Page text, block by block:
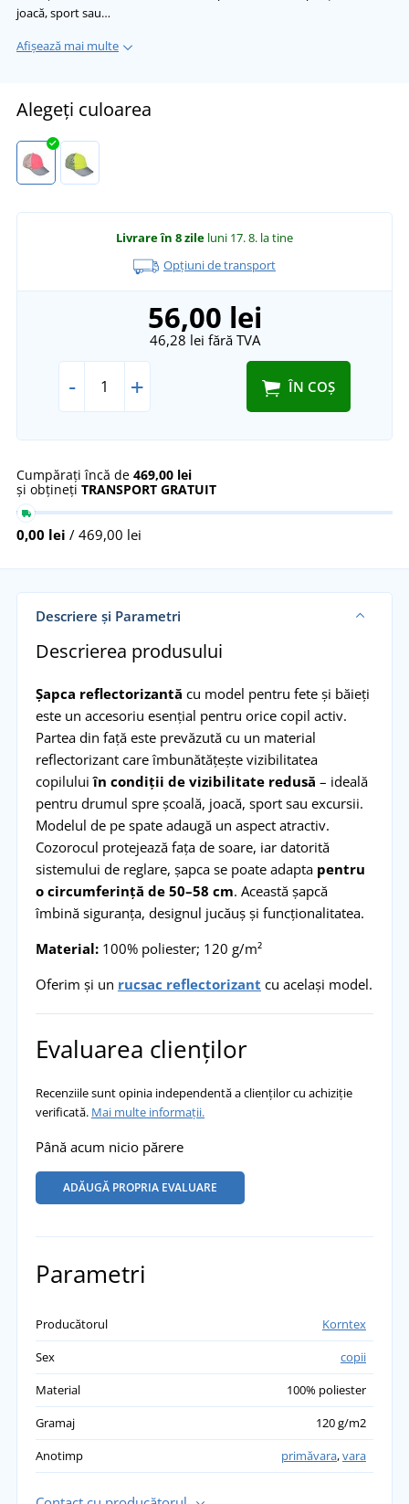
joacă, sport sau…
Afișează mai multe
Alegeți culoarea
Livrare în 8 zile luni 17. 8. la tine
Opțiuni de transport
56,00 lei
46,28 lei fără TVA
- + ÎN COȘ
Cumpărați încă de 469,00 lei
și obțineți TRANSPORT GRATUIT
0,00 lei / 469,00 lei
Descriere și Parametri
Descrierea produsului
Șapca reflectorizantă cu model pentru fete și băieți
este un accesoriu esențial pentru orice copil activ.
Partea din față este prevăzută cu un material
reflectorizant care îmbunătățește vizibilitatea
copiluluiîn condiții de vizibilitate redusă – ideală
pentru drumul spre școală, joacă, sport sau excursii.
Modelul de pe spate adaugă un aspect atractiv.
Cozorocul protejează fața de soare, iar datorită
sistemului de reglare, șapca se poate adapta pentru
o circumferință de 50–58 cm. Această șapcă
îmbină siguranța, designul jucăuș și funcționalitatea.
Material:100% poliester; 120 g/m²
Oferim și un rucsac reflectorizant cu același model.
Evaluarea clienților
Recenziile sunt opinia independentă a clienților cu achiziție
verificată. Mai multe informații.
Până acum nicio părere
ADĂUGĂ PROPRIA EVALUARE
Parametri
Producătorul
Korntex
Sex
copii
Material
100% poliester
Gramaj
120 g/m2
Anotimp
primăvara,vara